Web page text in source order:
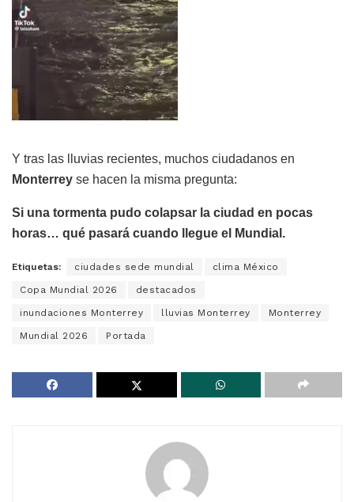
Y tras las lluvias recientes, muchos ciudadanos en
Monterrey se hacen la misma pregunta:
Si una tormenta pudo colapsar la ciudad en pocas
horas… qué pasará cuando llegue el Mundial.
Etiquetas: ciudades sede mundial clima México
Copa Mundial 2026 destacados
inundaciones Monterrey lluvias Monterrey Monterrey
Mundial 2026 Portada